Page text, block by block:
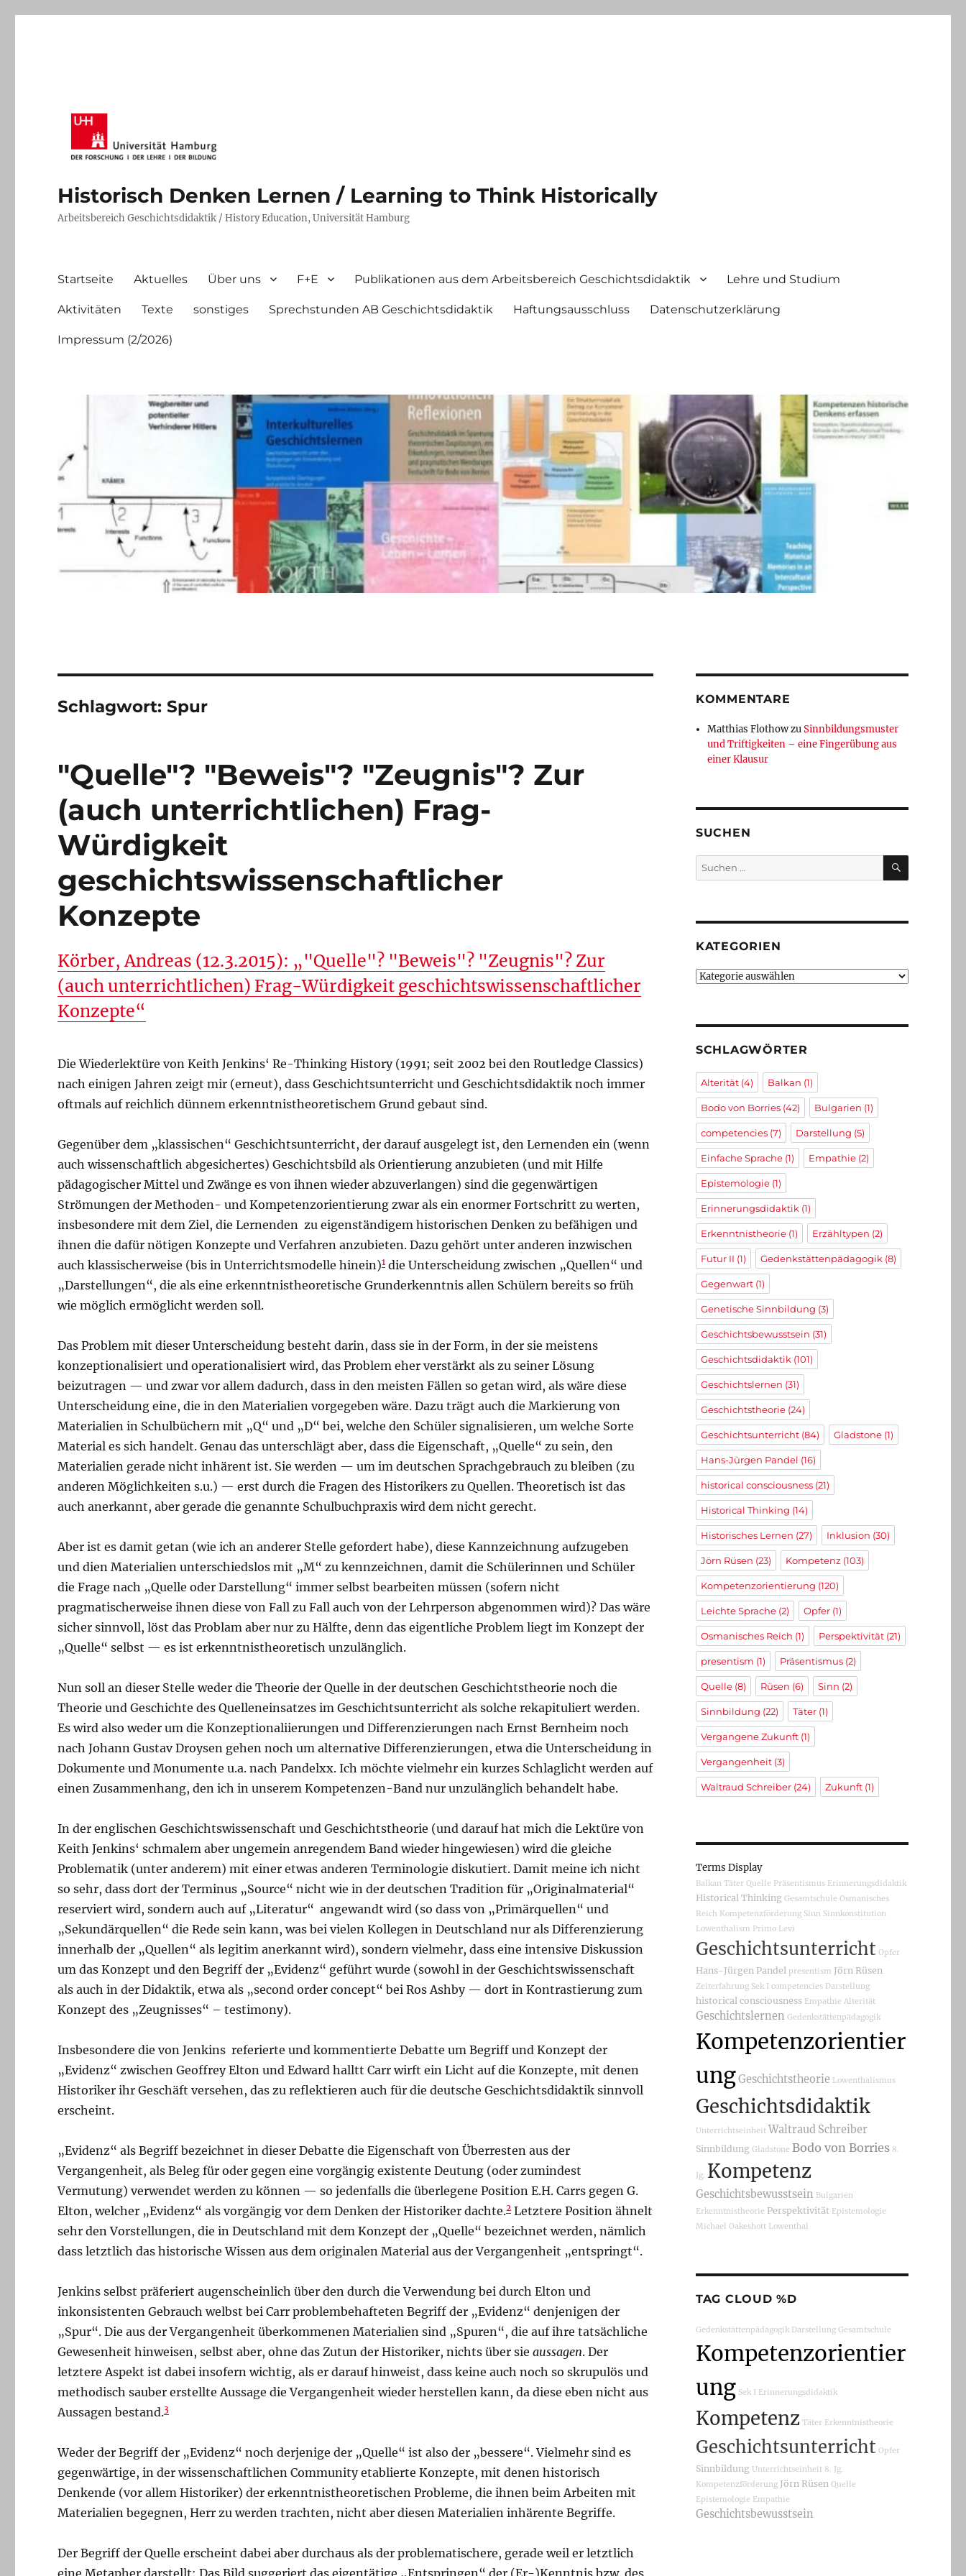
Historisch Denken Lernen / Learning to Think Historically
Arbeitsbereich Geschichtsdidaktik / History Education, Universität Hamburg
Startseite Aktuelles Über uns F+E Publikationen aus dem Arbeitsbereich Geschichtsdidaktik Lehre und Studium
Aktivitäten Texte sonstiges Sprechstunden AB Geschichtsdidaktik Haftungsausschluss Datenschutzerklärung
Impressum (2/2026)
Schlagwort:Spur
"Quelle"? "Beweis"? "Zeugnis"? Zur
(auch unterrichtlichen) Frag-
Würdigkeit
geschichtswissenschaftlicher
Konzepte
Körber, Andreas (12.3.2015): „"Quelle"? "Beweis"? "Zeugnis"? Zur
(auch unterrichtlichen) Frag-Würdigkeit geschichtswissenschaftlicher
Konzepte“
Die Wiederlektüre von Keith Jenkins‘ Re-Thinking History (1991; seit 2002 bei den Routledge Classics)
nach einigen Jahren zeigt mir (erneut), dass Geschichtsunterricht und Geschichtsdidaktik noch immer
oftmals auf reichlich dünnem erkenntnistheoretischem Grund gebaut sind.
Gegenüber dem „klassischen“ Geschichtsunterricht, der darauf ausgelegt ist, den Lernenden ein (wenn
auch wissenschaftlich abgesichertes) Geschichtsbild als Orientierung anzubieten (und mit Hilfe
pädagogischer Mittel und Zwänge es von ihnen wieder abzuverlangen) sind die gegenwärtigen
Strömungen der Methoden- und Kompetenzorientierung zwar als ein enormer Fortschritt zu werten,
insbesondere mit dem Ziel, die Lernenden zu eigenständigem historischen Denken zu befähigen und
ihnen die dafür nötigen Konzepte und Verfahren anzubieten. Dazu gehört unter anderen inzwischen
auch klassischerweise (bis in Unterrichtsmodelle hinein)1 die Unterscheidung zwischen „Quellen“ und
„Darstellungen“, die als eine erkenntnistheoretische Grunderkenntnis allen Schülern bereits so früh
wie möglich ermöglicht werden soll.
Das Problem mit dieser Unterscheidung besteht darin, dass sie in der Form, in der sie meistens
konzeptionalisiert und operationalisiert wird, das Problem eher verstärkt als zu seiner Lösung
beizutragen — und zwar vor allem dadurch, dass in den meisten Fällen so getan wird, als wäre diese
Unterscheidung eine, die in den Materialien vorgegeben wäre. Dazu trägt auch die Markierung von
Materialien in Schulbüchern mit „Q“ und „D“ bei, welche den Schüler signalisieren, um welche Sorte
Material es sich handelt. Genau das unterschlägt aber, dass die Eigenschaft, „Quelle“ zu sein, den
Materialien gerade nicht inhärent ist. Sie werden — um im deutschen Sprachgebrauch zu bleiben (zu
anderen Möglichkeiten s.u.) — erst durch die Fragen des Historikers zu Quellen. Theoretisch ist das
auch anerkannt, aber gerade die genannte Schulbuchpraxis wird dem nicht gerecht.
Aber ist es damit getan (wie ich an anderer Stelle gefordert habe), diese Kannzeichnung aufzugeben
und dien Materialien unterschiedslos mit „M“ zu kennzeichnen, damit die Schülerinnen und Schüler
die Frage nach „Quelle oder Darstellung“ immer selbst bearbeiten müssen (sofern nicht
pragmatischerweise ihnen diese von Fall zu Fall auch von der Lehrperson abgenommen wird)? Das wäre
sicher sinnvoll, löst das Problam aber nur zu Hälfte, denn das eigentliche Problem liegt im Konzept der
„Quelle“ selbst — es ist erkenntnistheoretisch unzulänglich.
Nun soll an dieser Stelle weder die Theorie der Quelle in der deutschen Geschichtstheorie noch die
Theorie und Geschichte des Quelleneinsatzes im Geschichtsunterricht als solche rekapituliert werden.
Es wird also weder um die Konzeptionaliierungen und Differenzierungen nach Ernst Bernheim noch
nach Johann Gustav Droysen gehen noch um alternative Differenzierungen, etwa die Unterscheidung in
Dokumente und Monumente u.a. nach Pandelxx. Ich möchte vielmehr ein kurzes Schlaglicht werden auf
einen Zusammenhang, den ich in unserem Kompetenzen-Band nur unzulänglich behandelt habe.
In der englischen Geschichtswissenschaft und Geschichtstheorie (und darauf hat mich die Lektüre von
Keith Jenkins‘ schmalem aber ungemein anregendem Band wieder hingewiesen) wird die gleiche
Problematik (unter anderem) mit einer etwas anderen Terminologie diskutiert. Damit meine ich nicht
so sehr, dass dort der Terminus „Source“ nicht wie in der deutschen Tradition für „Originalmaterial“
reserviert wird, sondern auch auf „Literatur“ angewandt wird (so dass von „Primärquellen“ und
„Sekundärquellen“ die Rede sein kann, was bei vielen Kollegen in Deutschland nur als Differenzierung
innerhalb der „Quellen“ als legitim anerkannt wird), sondern vielmehr, dass eine intensive Diskussion
um das Konzept und den Begriff der „Evidenz“ geführt wurde (sowohl in der Geschichtswissenschaft
als auch in der Didaktik, etwa als „second order concept“ bei Ros Ashby — dort in Kontrastierung zum
Konzept des „Zeugnisses“ – testimony).
Insbesondere die von Jenkins referierte und kommentierte Debatte um Begriff und Konzept der
„Evidenz“ zwischen Geoffrey Elton und Edward halltt Carr wirft ein Licht auf die Konzepte, mit denen
Historiker ihr Geschäft versehen, das zu reflektieren auch für die deutsche Geschichtsdidaktik sinnvoll
erscheint.
„Evidenz“ als Begriff bezeichnet in dieser Debatte die Eigenschaft von Überresten aus der
Vergangenheit, als Beleg für oder gegen eine vorgängig existente Deutung (oder zumindest
Vermutung) verwendet werden zu können — so jedenfalls die überlegene Position E.H. Carrs gegen G.
Elton, welcher „Evidenz“ als vorgängig vor dem Denken der Historiker dachte.2 Letztere Position ähnelt
sehr den Vorstellungen, die in Deutschland mit dem Konzept der „Quelle“ bezeichnet werden, nämlich
dass letztlich das historische Wissen aus dem originalen Material aus der Vergangenheit „entspringt“.
Jenkins selbst präferiert augenscheinlich über den durch die Verwendung bei durch Elton und
inkonsistenten Gebrauch welbst bei Carr problembehafteten Begriff der „Evidenz“ denjenigen der
„Spur“. Die aus der Vergangenheit überkommenen Materialien sind „Spuren“, die auf ihre tatsächliche
Gewesenheit hinweisen, selbst aber, ohne das Zutun der Historiker, nichts über sieaussagen. Der
letztere Aspekt ist dabei insofern wichtig, als er darauf hinweist, dass keine auch noch so skrupulös und
methodisch sauber erstellte Aussage die Vergangenheit wieder herstellen kann, da diese eben nicht aus
Aussagen bestand.3
Weder der Begriff der „Evidenz“ noch derjenige der „Quelle“ ist also der „bessere“. Vielmehr sind es
gegenwärtige, in der wissenschaftlichen Community etablierte Konzepte, mit denen historisch
Denkende (vor allem Historiker) der erkenntnistheoretischen Probleme, die ihnen beim Arbeiten mit
Materialien begegnen, Herr zu werden trachten, nicht aber diesen Materialien inhärente Begriffe.
Der Begriff der Quelle erscheint dabei aber durchaus als der problematischere, gerade weil er letztlich
KOMMENTARE
Matthias FlothowzuSinnbildungsmuster
und Triftigkeiten – eine Fingerübung aus
einer Klausur
SUCHEN
Suchen
nach:
SUCHEN
KATEGORIEN
Kategorien
SCHLAGWÖRTER
Alterität(4) Balkan (1)
Bodo von Borries(42) Bulgarien (1)
competencies(7) Darstellung (5)
Einfache Sprache(1) Empathie(2)
Epistemologie(1)
Erinnerungsdidaktik (1)
Erkenntnistheorie(1) Erzähltypen (2)
Futur II (1) Gedenkstättenpädagogik (8)
Gegenwart(1)
Genetische Sinnbildung (3)
Geschichtsbewusstsein (31)
Geschichtsdidaktik (101)
Geschichtslernen (31)
Geschichtstheorie(24)
Geschichtsunterricht(84) Gladstone(1)
Hans-Jürgen Pandel (16)
historical consciousness(21)
Historical Thinking (14)
Historisches Lernen (27) Inklusion (30)
Jörn Rüsen (23) Kompetenz (103)
Kompetenzorientierung (120)
Leichte Sprache(2) Opfer(1)
Osmanisches Reich (1) Perspektivität(21)
presentism (1) Präsentismus(2)
Quelle(8) Rüsen (6) Sinn (2)
Sinnbildung (22) Täter(1)
Vergangene Zukunft(1)
Vergangenheit(3)
Waltraud Schreiber(24) Zukunft(1)
Terms Display
Balkan Täter Quelle Präsentismus Erinnerungsdidaktik
Historical Thinking Gesamtschule Osmanisches
Reich Kompetenzförderung Sinn Sinnkonstitution
Lowenthalism Primo Levi
Geschichtsunterricht Opfer
Hans-Jürgen Pandel presentism Jörn Rüsen
Zeiterfahrung Sek I competencies Darstellung
historical consciousness Empathie Alterität
Geschichtslernen Gedenkstättenpädagogik
Kompetenzorientier
ungGeschichtstheorie Lowenthalismus
Geschichtsdidaktik
Unterrichtseinheit Waltraud Schreiber
Sinnbildung Gladstone Bodo von Borries 8.
Jg. Kompetenz
Geschichtsbewusstsein Bulgarien
Erkenntnistheorie Perspektivität Epistemologie
Michael Oakeshott Lowenthal
TAG CLOUD %D
Gedenkstättenpädagogik Darstellung Gesamtschule
Kompetenzorientier
ung Sek I Erinnerungsdidaktik
Kompetenz Täter Erkenntnistheorie
Geschichtsunterricht Opfer
Sinnbildung Unterrichtseinheit 8. Jg.
Kompetenzförderung Jörn Rüsen Quelle
Epistemologie Empathie
Geschichtsbewusstsein